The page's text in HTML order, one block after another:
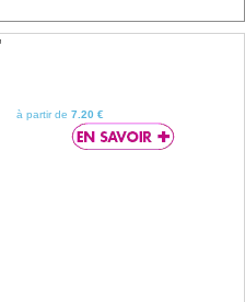
à partir de 7.20 €